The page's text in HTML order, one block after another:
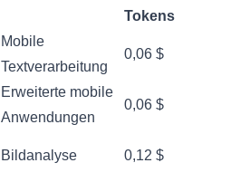
Tokens
Mobile
Textverarbeitung
0,06 $
Erweiterte mobile
Anwendungen
0,06 $
Bildanalyse 0,12 $